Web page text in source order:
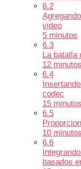
6.2
video
5 minutos
6.3
La batalla
12 minutos
6.4
codec
15 minutos
6.5
10 minutos
6.6
basados